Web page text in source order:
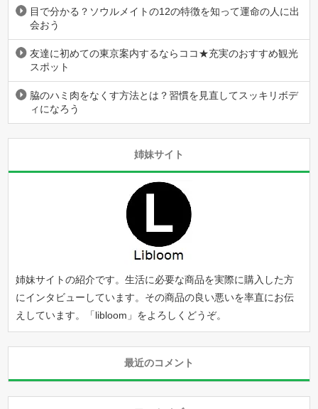
目で分かる？ソウルメイトの12の特徴を知って運命の人に出
会おう
友達に初めての東京案内するならココ★充実のおすすめ観光
スポット
脇のハミ肉をなくす方法とは？習慣を見直してスッキリボデ
ィになろう
姉妹サイト
姉妹サイトの紹介です。生活に必要な商品を実際に購入した方
にインタビューしています。その商品の良い悪いを率直にお伝
えしています。「libloom 」をよろしくどうぞ。
最近のコメント